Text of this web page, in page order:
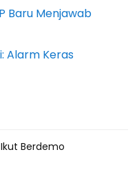
Baru Menjawab
Alarm Keras
Berdemo